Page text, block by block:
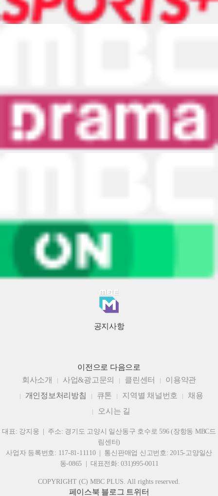
공지사항
이전으로 다음으로
회사소개
사업&광고문의 클린센터
이용약관
개인정보처리방침
큐톤 지역별 채널번호
채용
오시는 길
대표: 강지웅 | 주소: 경기도 고양시 일산동구 호수로 596 (장항동 MBC드
림센터)
사업자 등록번호: 117-81-11110 | 통신판매업 신고번호: 2015-고양일산
동-0865 | 대표전화: 031)995-0011
COPYRIGHT (C) MBC PLUS. All rights reserved.
페이스북 블로그 트위터